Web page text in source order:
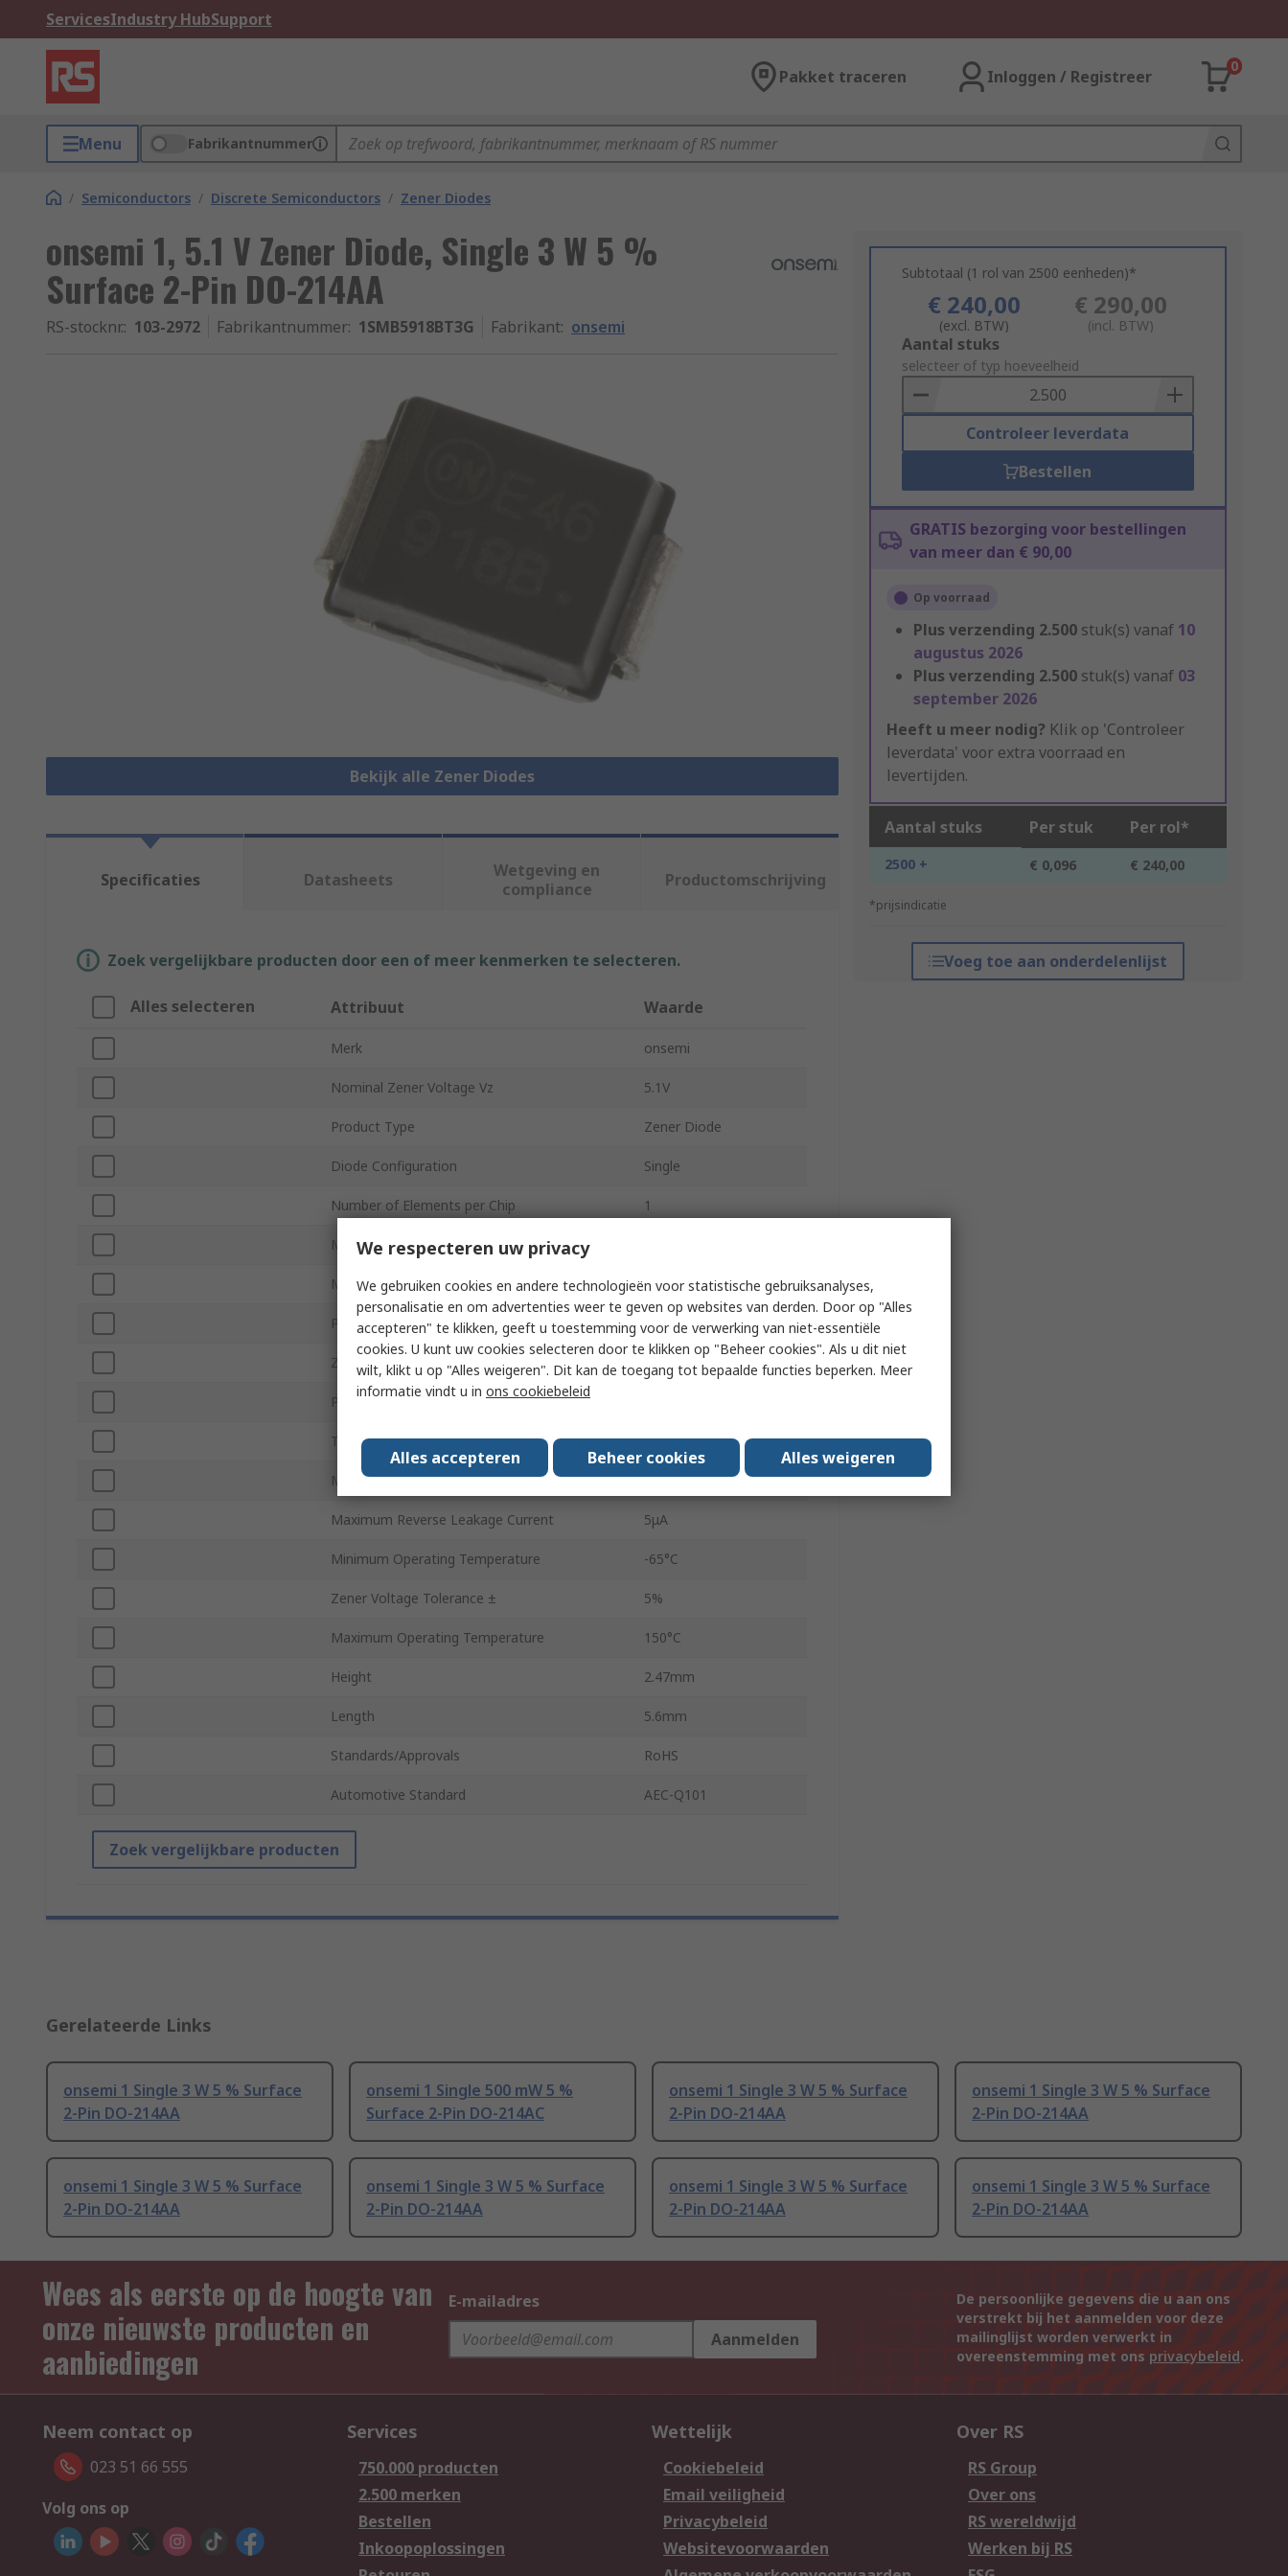
ServicesIndustry HubSupport
Pakket traceren Inloggen / Registreer
0
Menu Fabrikantnummer
/ Semiconductors / Discrete Semiconductors / Zener Diodes
onsemi 1, 5.1 V Zener Diode, Single 3 W 5 %
Surface 2-Pin DO-214AA
RS-stocknr.: 103-2972 Fabrikantnummer: 1SMB5918BT3G Fabrikant: onsemi
Bekijk alle Zener Diodes
Subtotaal (1 rol van 2500 eenheden)*
€ 240,00
(excl. BTW)
€ 290,00
(incl. BTW)
Add
to
Basket
Aantal stuks
selecteer of typ hoeveelheid
Controleer leverdata
Bestellen
GRATIS bezorging voor bestellingen
van meer dan € 90,00
Op voorraad
Plus verzending 2.500 stuk(s) vanaf 10
augustus 2026
Plus verzending 2.500 stuk(s) vanaf 03
september 2026
Heeft u meer nodig? Klik op 'Controleer
leverdata' voor extra voorraad en
levertijden.
Aantal stuks Per stuk Per rol*
2500 + € 0,096 € 240,00
*prijsindicatie
Voeg toe aan onderdelenlijst
Specificaties Datasheets
Wetgeving en
compliance
Productomschrijving
Zoek vergelijkbare producten door een of meer kenmerken te selecteren.
Alles selecteren Attribuut Waarde
Merk onsemi
Nominal Zener Voltage Vz 5.1V
Product Type Zener Diode
Diode Configuration Single
Number of Elements per Chip 1
Mount Type
Maximum Power Dissipation Pd 3W
Package Type DO-214AA
Zener Type Voltage Regulator
Pin Count
Test Current It 73.5mA
Maximum Zener Impedance 4Ω
Maximum Reverse Leakage Current 5μA
Minimum Operating Temperature -65°C
Zener Voltage Tolerance ± 5%
Maximum Operating Temperature 150°C
Height 2.47mm
Length 5.6mm
Standards/Approvals RoHS
Automotive Standard AEC-Q101
Zoek vergelijkbare producten
Gerelateerde Links
onsemi 1 Single 3 W 5 % Surface
2-Pin DO-214AA
onsemi 1 Single 500 mW 5 %
Surface 2-Pin DO-214AC
onsemi 1 Single 3 W 5 % Surface
2-Pin DO-214AA
onsemi 1 Single 3 W 5 % Surface
2-Pin DO-214AA
onsemi 1 Single 3 W 5 % Surface
2-Pin DO-214AA
onsemi 1 Single 3 W 5 % Surface
2-Pin DO-214AA
onsemi 1 Single 3 W 5 % Surface
2-Pin DO-214AA
onsemi 1 Single 3 W 5 % Surface
2-Pin DO-214AA
Wees als eerste op de hoogte van
onze nieuwste producten en
aanbiedingen
E-mailadres
Aanmelden
De persoonlijke gegevens die u aan ons
verstrekt bij het aanmelden voor deze
mailinglijst worden verwerkt in
overeenstemming met ons privacybeleid.
Neem contact op
023 51 66 555
Volg ons op
Services
750.000 producten
2.500 merken
Bestellen
Inkoopoplossingen
Wettelijk
Cookiebeleid
Email veiligheid
Privacybeleid
Websitevoorwaarden
Over RS
RS Group
Over ons
RS wereldwijd
Werken bij RS
We respecteren uw privacy
We gebruiken cookies en andere technologieën voor statistische gebruiksanalyses,
personalisatie en om advertenties weer te geven op websites van derden. Door op "Alles
accepteren" te klikken, geeft u toestemming voor de verwerking van niet-essentiële
cookies. U kunt uw cookies selecteren door te klikken op "Beheer cookies". Als u dit niet
wilt, klikt u op "Alles weigeren". Dit kan de toegang tot bepaalde functies beperken. Meer
informatie vindt u in ons cookiebeleid
Alles accepteren Beheer cookies Alles weigeren